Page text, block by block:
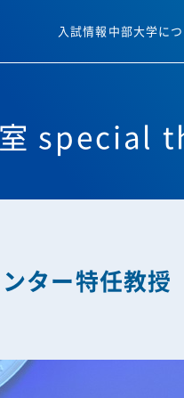
入試情報 中部大学に
室
ター特任教
興機